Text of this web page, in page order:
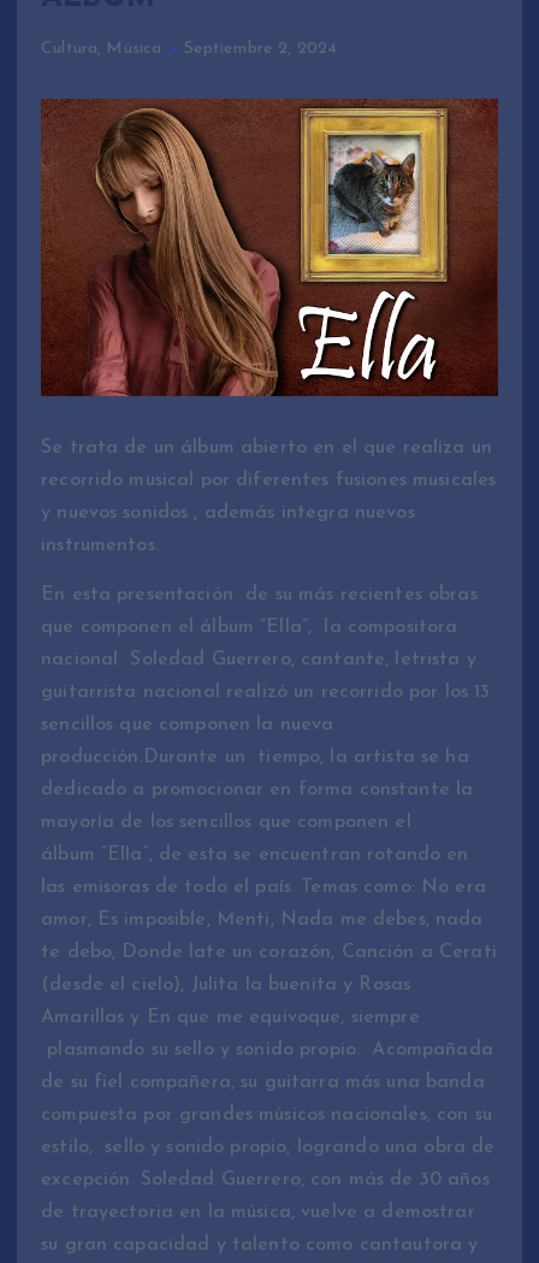
Cultura, Música Septiembre 2, 2024
Se trata de un álbum abierto en el que realiza un
recorrido musical por diferentes fusiones musicales
y nuevos sonidos , además integra nuevos
instrumentos.
En esta presentación de su más recientes obras
que componen el álbum “Ella”, la compositora
nacional Soledad Guerrero, cantante, letrista y
guitarrista nacional realizó un recorrido por los 13
sencillos que componen la nueva
producción.Durante un tiempo, la artista se ha
dedicado a promocionar en forma constante la
mayoría de los sencillos que componen el
álbum “Ella”, de esta se encuentran rotando en
las emisoras de todo el país. Temas como: No era
amor, Es imposible, Menti, Nada me debes, nada
te debo, Donde late un corazón, Canción a Cerati
(desde el cielo), Julita la buenita y Rosas
Amarillas y En que me equivoque, siempre
plasmando su sello y sonido propio. Acompañada
de su fiel compañera, su guitarra más una banda
compuesta por grandes músicos nacionales, con su
estilo, sello y sonido propio, logrando una obra de
excepción. Soledad Guerrero, con más de 30 años
de trayectoria en la música, vuelve a demostrar
su gran capacidad y talento como cantautora y